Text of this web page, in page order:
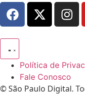
Política de
Fale Conosco
© São Paulo Digital.